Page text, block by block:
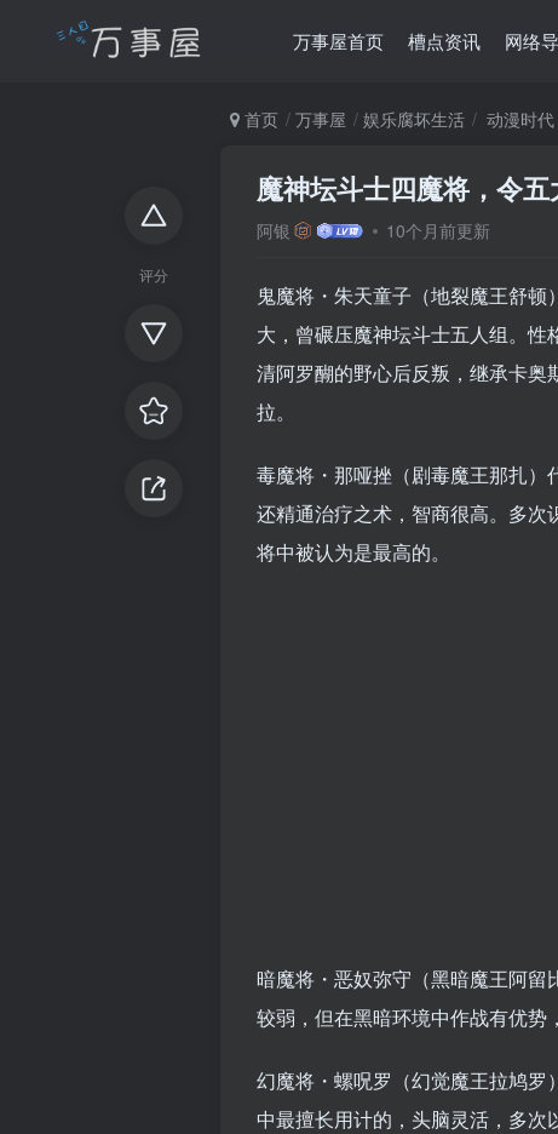
万事屋首页 槽点资讯 网络
评分
首页 万事屋 娱乐腐坏生活 动漫时代
魔神坛斗士四魔将，令
阿银 10个月前更新
鬼魔将・朱天童子（地裂魔王舒顿
大，曾碾压魔神坛斗士五人组。
清阿罗醐的野心后反叛，继承卡
拉。
毒魔将・那哑挫（剧毒魔王那扎）
还精通治疗之术，智商很高。多
将中被认为是最高的。
暗魔将・恶奴弥守（黑暗魔王阿留
较弱，但在黑暗环境中作战有优势
幻魔将・螺呪罗（幻觉魔王拉鸠罗
中最擅长用计的，头脑灵活，多次